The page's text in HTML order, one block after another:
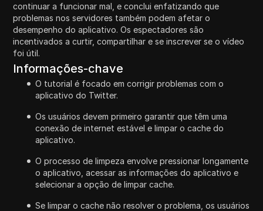
continuar a funcionar mal, e conclui enfatizando que
problemas nos servidores também podem afetar o
desempenho do aplicativo. Os espectadores são
incentivados a curtir, compartilhar e se inscrever se o vídeo
foi útil.
Informações-chave
O tutorial é focado em corrigir problemas com o
aplicativo do Twitter.
Os usuários devem primeiro garantir que têm uma
conexão de internet estável e limpar o cache do
aplicativo.
O processo de limpeza envolve pressionar longamente
o aplicativo, acessar as informações do aplicativo e
selecionar a opção de limpar cache.
Se limpar o cache não resolver o problema, os usuários